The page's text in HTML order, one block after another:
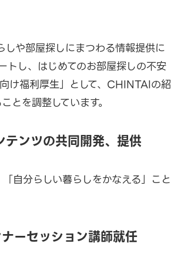
や部屋探しにまつわる情報提供に
トし、はじめてのお部屋探しの不安
け福利厚生」として、CHINTAIの紹
とを調整しています。
ンツの共同開発、提供
自分らしい暮らしをかなえる」こと
ーセッション講師就任